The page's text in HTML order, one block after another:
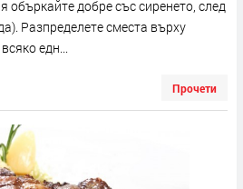
объркайте добре със сиренето, след
Разпределете сместа върху
едн...
Прочети